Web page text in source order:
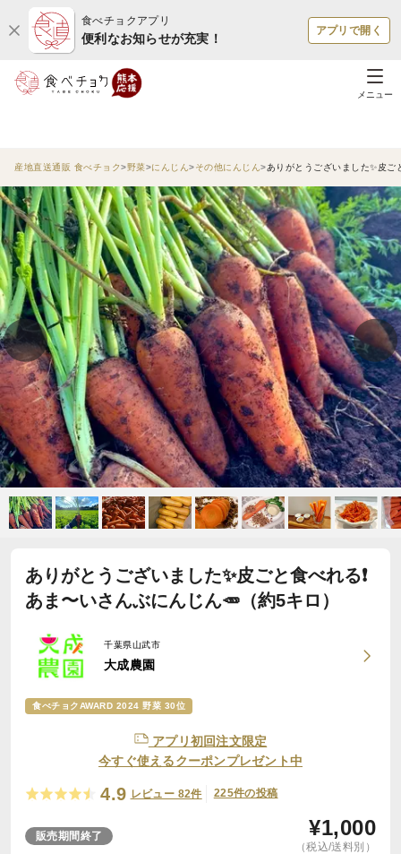
食べチョクアプリ
便利なお知らせが充実！
アプリで開く
メニュー
産地直送通販 食べチョク 野菜 にんじん その他にんじん ありがとうございました✨皮ご
ありがとうございました✨皮ごと食べれる❗️
あま〜いさんぶにんじん🥕（約5キロ）
千葉県山武市
大成農園
食べチョクAWARD 2024 野菜 30位
アプリ初回注文限定
今すぐ使えるクーポンプレゼント中
4.9 レビュー 82件 225件の投稿
販売期間終了 ¥1,000
（税込/送料別）